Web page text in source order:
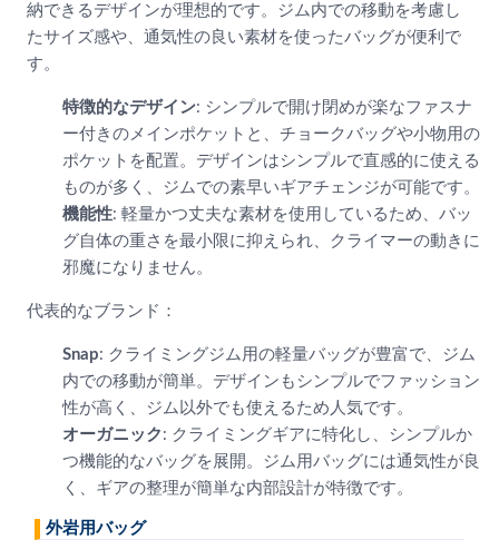
納できるデザインが理想的です。ジム内での移動を考慮し
たサイズ感や、通気性の良い素材を使ったバッグが便利で
す。
特徴的なデザイン: シンプルで開け閉めが楽なファスナ
ー付きのメインポケットと、チョークバッグや小物用の
ポケットを配置。デザインはシンプルで直感的に使える
ものが多く、ジムでの素早いギアチェンジが可能です。
機能性: 軽量かつ丈夫な素材を使用しているため、バッ
グ自体の重さを最小限に抑えられ、クライマーの動きに
邪魔になりません。
代表的なブランド：
Snap: クライミングジム用の軽量バッグが豊富で、ジム
内での移動が簡単。デザインもシンプルでファッション
性が高く、ジム以外でも使えるため人気です。
オーガニック : クライミングギアに特化し、シンプルか
つ機能的なバッグを展開。ジム用バッグには通気性が良
く、ギアの整理が簡単な内部設計が特徴です。
外岩用バッグ